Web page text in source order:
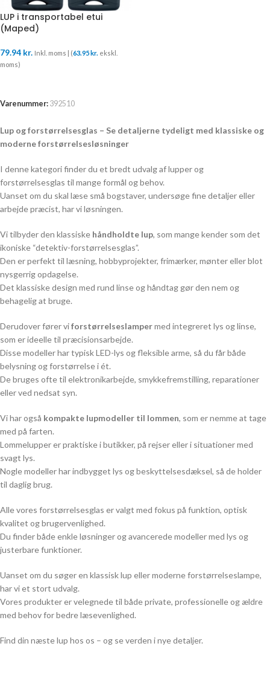
LUP i transportabel etui
(Maped)
79.94 kr. Inkl. moms | (63.95kr. ekskl.
moms)
Varenummer: 392510
Lup og forstørrelsesglas – Se detaljerne tydeligt med klassiske og
moderne forstørrelsesløsninger
I denne kategori finder du et bredt udvalg af lupper og
forstørrelsesglas til mange formål og behov.
Uanset om du skal læse små bogstaver, undersøge fine detaljer eller
arbejde præcist, har vi løsningen.
Vi tilbyder den klassiske håndholdte lup, som mange kender som det
ikoniske “detektiv-forstørrelsesglas”.
Den er perfekt til læsning, hobbyprojekter, frimærker, mønter eller blot
nysgerrig opdagelse.
Det klassiske design med rund linse og håndtag gør den nem og
behagelig at bruge.
Derudover fører viforstørrelseslampermed integreret lys og linse,
som er ideelle til præcisionsarbejde.
Disse modeller har typisk LED-lys og fleksible arme, så du får både
belysning og forstørrelse i ét.
De bruges ofte til elektronikarbejde, smykkefremstilling, reparationer
eller ved nedsat syn.
Vi har også kompakte lupmodeller til lommen, som er nemme at tage
med på farten.
Lommelupper er praktiske i butikker, på rejser eller i situationer med
svagt lys.
Nogle modeller har indbygget lys og beskyttelsesdæksel, så de holder
til daglig brug.
Alle vores forstørrelsesglas er valgt med fokus på funktion, optisk
kvalitet og brugervenlighed.
Du finder både enkle løsninger og avancerede modeller med lys og
justerbare funktioner.
Uanset om du søger en klassisk lup eller moderne forstørrelseslampe,
har vi et stort udvalg.
Vores produkter er velegnede til både private, professionelle og ældre
med behov for bedre læsevenlighed.
Find din næste lup hos os – og se verden i nye detaljer.